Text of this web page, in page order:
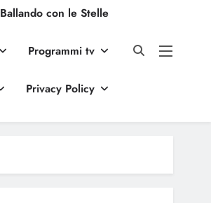
Ballando con le Stelle
Programmi tv
Privacy Policy